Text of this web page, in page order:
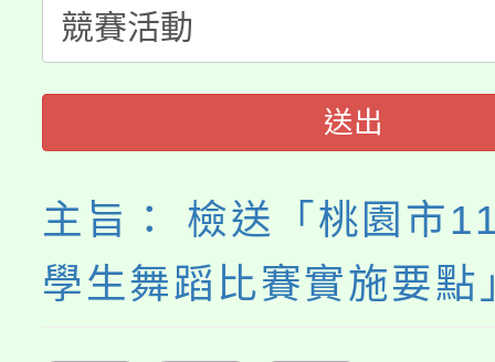
心理、諮商輔導、社會
系所師生報名參加。
門員」簡章及活動海報
踴躍報名參加。
要點
「桃園市補助參觀特色
115年度「教育部表揚
義教育推展貢獻獎」
送出
主旨： 檢送「桃園市
學生舞蹈比賽實施要點